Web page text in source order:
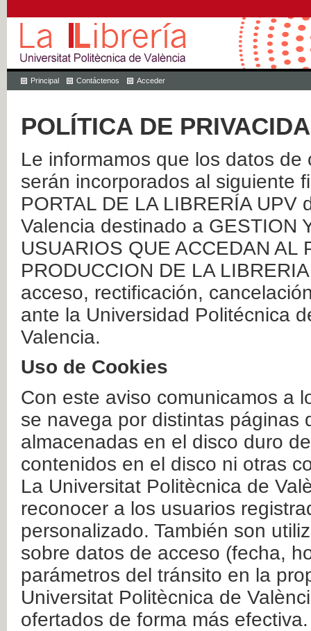
Principal Contáctenos Acceder
POLÍTICA DE
Le informamos que los datos
serán incorporados al siguiente
PORTAL DE LA LIBRERÍA
Valencia destinado a GESTION
USUARIOS QUE ACCEDAN AL
PRODUCCION DE LA
acceso, rectificación,
ante la Universidad Politécnica
Valencia.
Uso de Cookies
Con este aviso comunicamos a
se navega por distintas páginas
almacenadas en el disco duro
contenidos en el disco ni otras
La Universitat Politècnica de
reconocer a los usuarios
personalizado. También son
sobre datos de acceso (fecha,
parámetros del tránsito en la
Universitat Politècnica de
ofertados de forma más efectiva.